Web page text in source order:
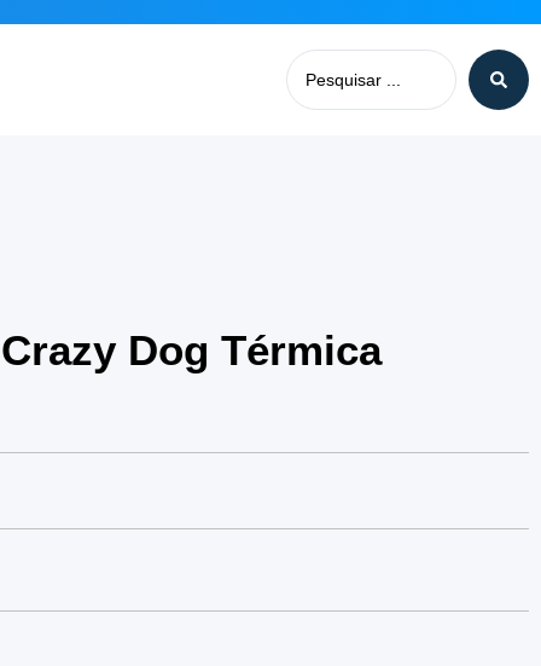
Dog Térmica